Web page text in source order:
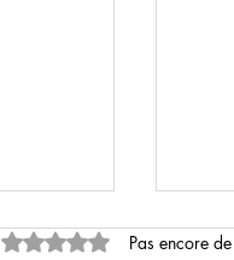
Noté 0 étoile sur 5.
Pas encore